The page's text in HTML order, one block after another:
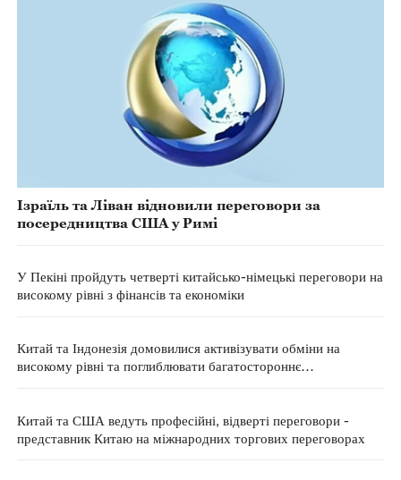
Ізраїль та Ліван відновили переговори за
посередництва США у Римі
У Пекіні пройдуть четверті китайсько-німецькі переговори на
високому рівні з фінансів та економіки
Китай та Індонезія домовилися активізувати обміни на
високому рівні та поглиблювати багатостороннє
Китай та США ведуть професійні, відверті переговори -
представник Китаю на міжнародних торгових переговорах